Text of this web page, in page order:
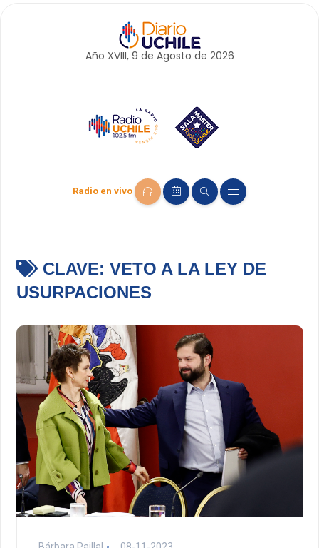
Año XVIII, 9 de Agosto de 2026
Radio en vivo
CLAVE: VETO A LA LEY DE
USURPACIONES